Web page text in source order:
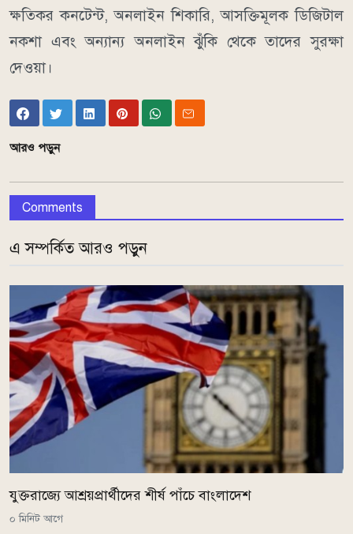
ক্ষতিকর কনটেন্ট, অনলাইন শিকারি, আসক্তিমূলক ডিজিটাল
নকশা এবং অন্যান্য অনলাইন ঝুঁকি থেকে তাদের সুরক্ষা
দেওয়া।
আরও পড়ুন
Comments
এ সম্পর্কিত আরও পড়ুন
যুক্তরাজ্যে আশ্রয়প্রার্থীদের শীর্ষ পাঁচে বাংলাদেশ
০ মিনিট আগে